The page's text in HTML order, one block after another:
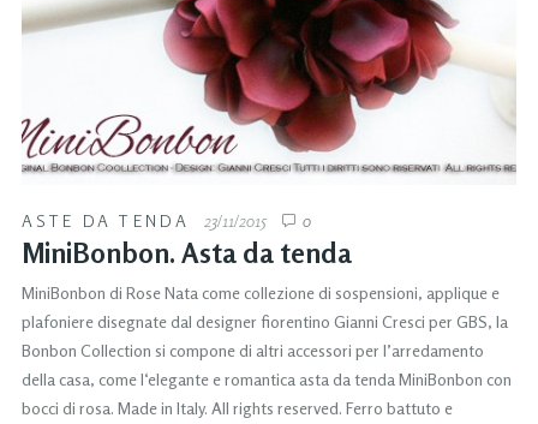
ASTE DA TENDA 23/11/2015 0
MiniBonbon. Asta da tenda
MiniBonbon di Rose Nata come collezione di sospensioni, applique e
plafoniere disegnate dal designer fiorentino Gianni Cresci per GBS, la
Bonbon Collection si compone di altri accessori per l’arredamento
della casa, come l‘elegante e romantica asta da tenda MiniBonbon con
bocci di rosa. Made in Italy. All rights reserved. Ferro battuto e